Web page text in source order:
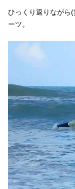
ひっくり返りながら
ーツ。